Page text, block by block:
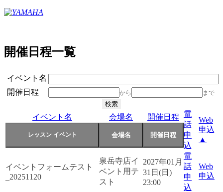
開催日程一覧
イベント名
開催日程
から まで
イベント名 会場名 開催日程
電
話
申
込
Web
申込
▲
イベントフォームテスト
_20251120
泉岳寺店イ
ベント用テ
スト
2027年01月
31日(日)
23:00
電
話
申
込
Web
申込